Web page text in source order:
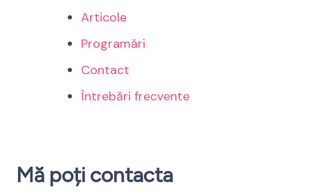
Articole
Programări
Contact
Întrebări frecvente
Mă poți contacta